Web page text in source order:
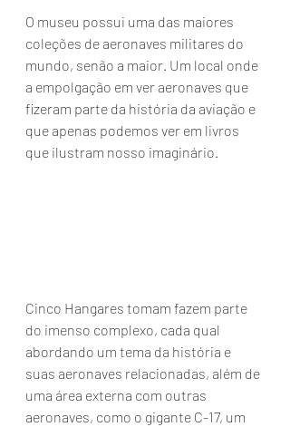
O museu possui uma das maiores
coleções de aeronaves militares do
mundo, senão a maior. Um local onde
a empolgação em ver aeronaves que
fizeram parte da história da aviação e
que apenas podemos ver em livros
que ilustram nosso imaginário.
Cinco Hangares tomam fazem parte
do imenso complexo, cada qual
abordando um tema da história e
suas aeronaves relacionadas, além de
uma área externa com outras
aeronaves, como o gigante C-17, um